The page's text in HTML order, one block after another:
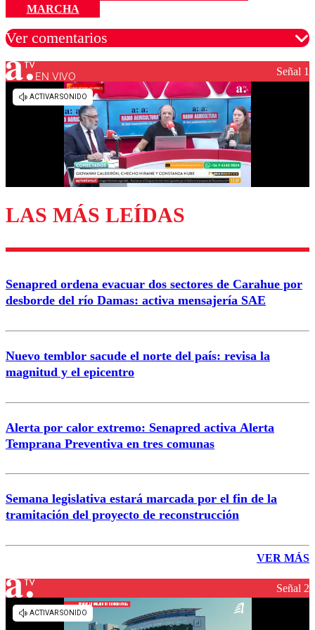
MARCHA
Ver comentarios
Los comentarios son moderados para garantizar un
diálogo respetuoso.
Enviar comentario
EN VIVO Señal 1
LAS MÁS LEÍDAS
Senapred ordena evacuar dos sectores de Carahue por
desborde del río Damas: activa mensajería SAE
Nuevo temblor sacude el norte del país: revisa la
magnitud y el epicentro
Alerta por calor extremo: Senapred activa Alerta
Temprana Preventiva en tres comunas
Semana legislativa estará marcada por el fin de la
tramitación del proyecto de reconstrucción
VER MÁS
Señal 2